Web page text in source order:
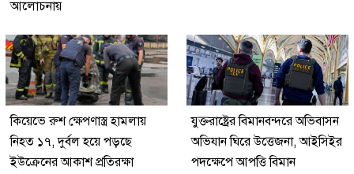
আলোচনায়
কিয়েভে রুশ ক্ষেপণাস্ত্র হামলায়
নিহত ১৭, দুর্বল হয়ে পড়ছে
ইউক্রেনের আকাশ প্রতিরক্ষা
যুক্তরাষ্ট্রের বিমানবন্দরে অভিবাসন
অভিযান ঘিরে উত্তেজনা, আইসিইর
পদক্ষেপে আপত্তি বিমান